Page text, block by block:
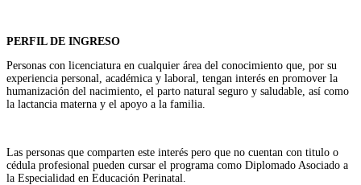
PERFIL DE INGRESO
Personas con licenciatura en cualquier área del conocimiento que, por su
experiencia personal, académica y laboral, tengan interés en promover la
humanización del nacimiento, el parto natural seguro y saludable, así como
la lactancia materna y el apoyo a la familia.
Las personas que comparten este interés pero que no cuentan con titulo o
cédula profesional pueden cursar el programa como Diplomado Asociado a
la Especialidad en Educación Perinatal.